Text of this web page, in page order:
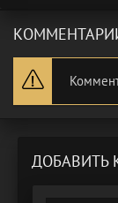
ДОБАВИТЬ